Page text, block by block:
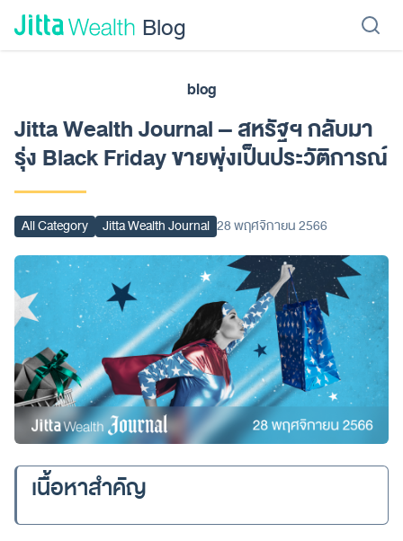
Skip to content - ข้ามไปที่เนื้อหา
Blog
ลงทุนอัตโนมัติ
blog
Jitta Wealth Journal – สหรัฐฯ กลับมา
รุ่ง Black Friday ขายพุ่งเป็นประวัติการณ์
All Category Jitta Wealth Journal 28 พฤศจิกายน 2566
เนื้อหาสำคัญ